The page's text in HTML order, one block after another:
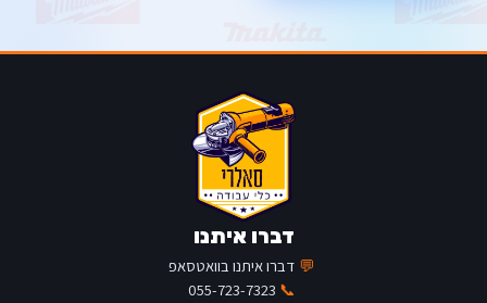
דברו איתנו
💬 דברו איתנו בוואטסאפ
📞
055-723-7323